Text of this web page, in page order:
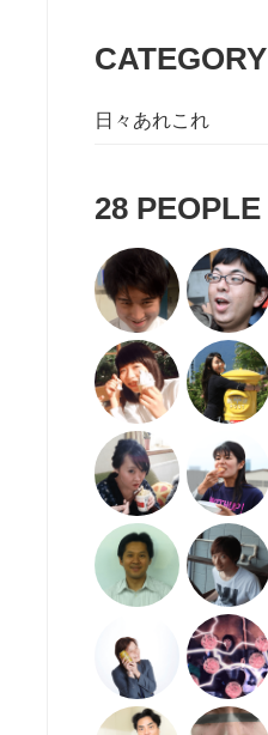
CATEGORY
日々あれこれ
28 PEOPLE